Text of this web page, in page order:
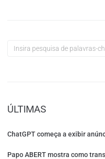
ÚLTIMAS
ChatGPT começa a exibir
Papo ABERT mostra como